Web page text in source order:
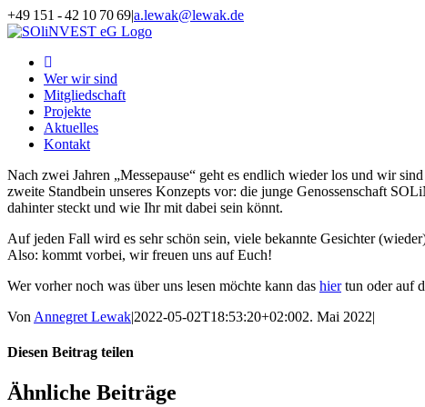
Zum
Inhalt
+49 151 - 42 10 70 69|a.lewak@lewak.de
LinkedIn
Facebook
Instagram
YouTube
E-
Telefon
Wer wir sind
Mitgliedschaft
Projekte
Aktuelles
Kontakt
Nach zwei Jahren „Messepause“ geht es endlich wieder los und wir
zweite Standbein unseres Konzepts vor: die junge Genossenschaft
dahinter steckt und wie Ihr mit dabei sein könnt.
Auf jeden Fall wird es sehr schön sein, viele bekannte Gesichter
Also: kommt vorbei, wir freuen uns auf Euch!
Wer vorher noch was über uns lesen möchte kann das hiertun oder auf
Von Annegret Lewak|2022-05-02T18:53:20+02:002. Mai 2022|
Diesen Beitrag teilen
Facebook
X
LinkedIn
WhatsApp
Xing
E-
Mail
Ähnliche Beiträge